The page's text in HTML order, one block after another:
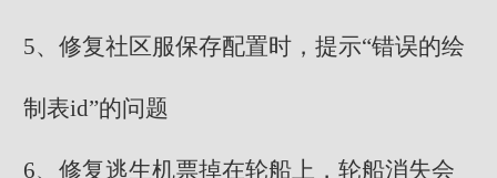
5、修复社区服保存配置时，提示“错误的绘
制表id”的问题
6、修复逃生机票掉在轮船上，轮船消失会